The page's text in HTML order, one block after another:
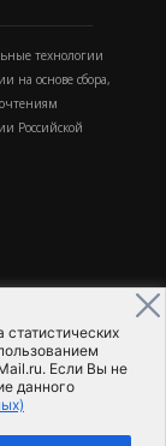
Если Вы не
данного
технологии
на основе сбора,
Российской
соглашение